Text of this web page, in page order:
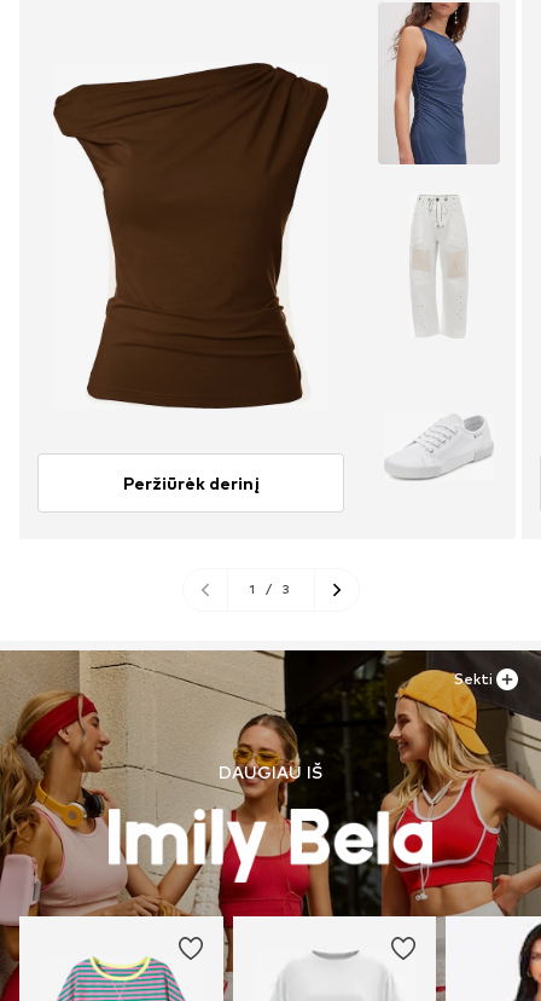
Peržiūrėk derinį
1 / 3
DAUGIAU IŠ
Sekti